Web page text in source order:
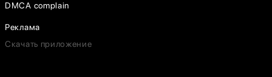
DMCA complain
Реклама
Скачать приложение